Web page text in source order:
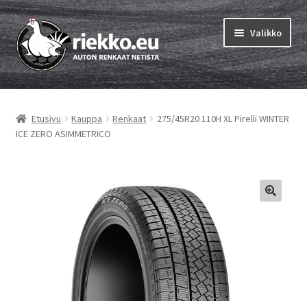
Siirry
navigointiin
Siirry
sisältöön
Valikko
Etusivu
Vinkit & ohjeet
Etusivu Kauppa Renkaat
275/45R20 110H XL Pirelli WINTER
ICE ZERO ASIMMETRICO